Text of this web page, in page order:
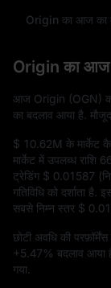
Origin का आज का
Origin का आज
आज Origin (OGN)
का बदलाव आया है.
$ 10.62M के मार्केट
मार्केट में उपलब्ध राशि
ट्रेडिंग $ 0.01587
गतिविधि को दर्शाता
सबसे निम्न स्तर $
छोटी अवधि की
+5.47% बदलाव आया
गया.